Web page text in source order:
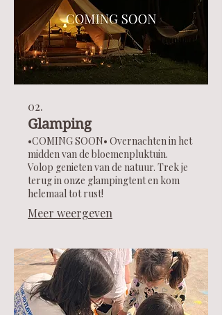
02.
Glamping
•COMING SOON• Overnachten in het
midden van de bloemenpluktuin.
Volop genieten van de natuur. Trek je
terug in onze glampingtent en kom
helemaal tot rust!
Meer weergeven